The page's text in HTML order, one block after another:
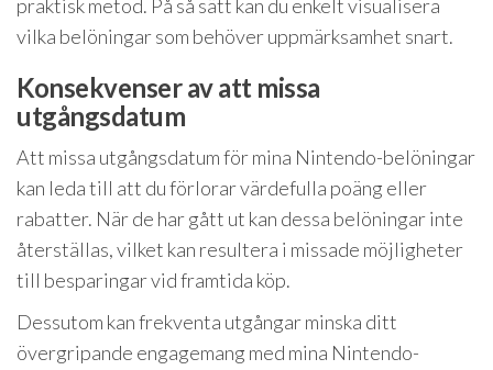
praktisk metod. På så sätt kan du enkelt visualisera
vilka belöningar som behöver uppmärksamhet snart.
Konsekvenser av att missa
utgångsdatum
Att missa utgångsdatum för mina Nintendo-belöningar
kan leda till att du förlorar värdefulla poäng eller
rabatter. När de har gått ut kan dessa belöningar inte
återställas, vilket kan resultera i missade möjligheter
till besparingar vid framtida köp.
Dessutom kan frekventa utgångar minska ditt
övergripande engagemang med mina Nintendo-